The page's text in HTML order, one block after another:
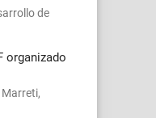
de
organizado